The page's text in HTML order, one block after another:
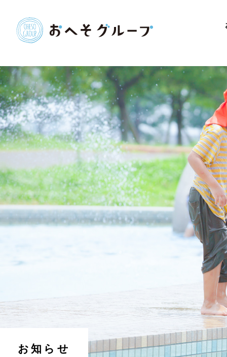
お知らせ